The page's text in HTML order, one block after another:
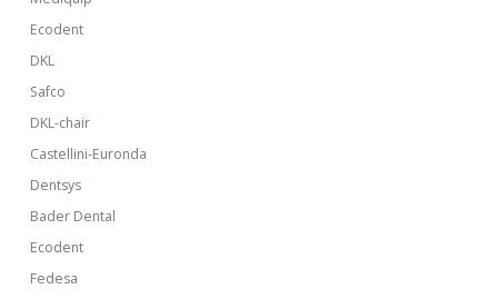
Ecodent
DKL
Safco
DKL-chair
Castellini-Euronda
Dentsys
Bader Dental
Ecodent
Fedesa